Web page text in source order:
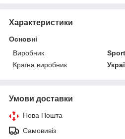
Характеристики
Основні
Виробник
Країна виробник
Умови доставки
Нова Пошта
Самовивіз